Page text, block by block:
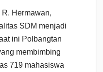
Hermawan,
SDM menjadi
ini Polbangtan
membimbing
719 mahasiswa